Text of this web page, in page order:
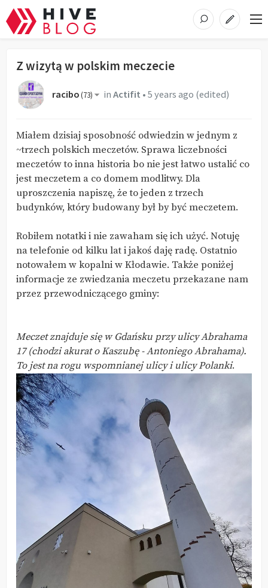
Z wizytą w polskim meczecie
racibo(73) inActifit •5 years ago (edited)
Miałem dzisiaj sposobność odwiedzin w jednym z
~trzech polskich meczetów. Sprawa liczebności
meczetów to inna historia bo nie jest łatwo ustalić co
jest meczetem a co domem modlitwy. Dla
uproszczenia napiszę, że to jeden z trzech
budynków, który budowany był by być meczetem.
Robiłem notatki i nie zawaham się ich użyć. Notuję
na telefonie od kilku lat i jakoś daję radę. Ostatnio
notowałem w kopalni w Kłodawie. Także poniżej
informacje ze zwiedzania meczetu przekazane nam
przez przewodniczącego gminy:
Meczet znajduje się w Gdańsku przy ulicy Abrahama
17 (chodzi akurat o Kaszubę - Antoniego Abrahama).
To jest na rogu wspomnianej ulicy i ulicy Polanki.